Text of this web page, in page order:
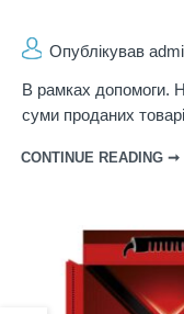
Опублікував
В рамках допомоги.
суми проданих
CONTINUE READING ➞